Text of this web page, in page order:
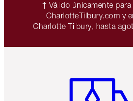
‡ Válido únicamente
CharlotteTilbury.com y
Charlotte Tilbury, hasta